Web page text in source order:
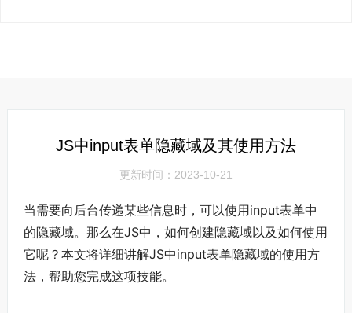
JS中input表单隐藏域及其使用方法
更新时间：2023-10-21
当需要向后台传递某些信息时，可以使用input表单中
的隐藏域。那么在JS中，如何创建隐藏域以及如何使用
它呢？本文将详细讲解JS中input表单隐藏域的使用方
法，帮助您完成这项技能。